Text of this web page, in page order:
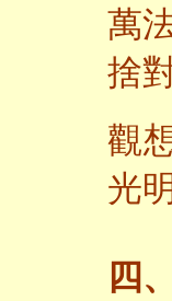
萬
捨
觀
光
四